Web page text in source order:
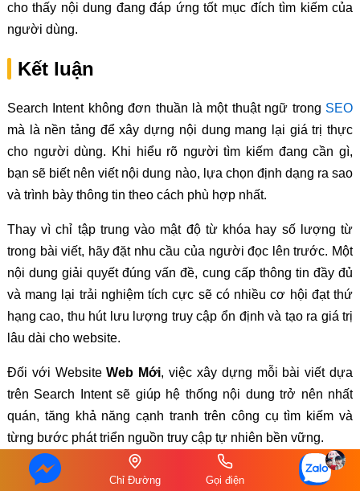
cho thấy nội dung đang đáp ứng tốt mục đích tìm kiếm của
người dùng.
Kết luận
Search Intent không đơn thuần là một thuật ngữ trong SEO
mà là nền tảng để xây dựng nội dung mang lại giá trị thực
cho người dùng. Khi hiểu rõ người tìm kiếm đang cần gì,
bạn sẽ biết nên viết nội dung nào, lựa chọn định dạng ra sao
và trình bày thông tin theo cách phù hợp nhất.
Thay vì chỉ tập trung vào mật độ từ khóa hay số lượng từ
trong bài viết, hãy đặt nhu cầu của người đọc lên trước. Một
nội dung giải quyết đúng vấn đề, cung cấp thông tin đầy đủ
và mang lại trải nghiệm tích cực sẽ có nhiều cơ hội đạt thứ
hạng cao, thu hút lưu lượng truy cập ổn định và tạo ra giá trị
lâu dài cho website.
Đối với WebsiteWeb Mới, việc xây dựng mỗi bài viết dựa
trên Search Intent sẽ giúp hệ thống nội dung trở nên nhất
quán, tăng khả năng cạnh tranh trên công cụ tìm kiếm và
từng bước phát triển nguồn truy cập tự nhiên bền vững.
★ ★ ★
★ ★ ★ 5/5 - (1 Đánh giá)
0 Bình luận
Chỉ Đường Gọi điện